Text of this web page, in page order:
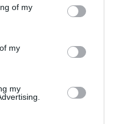
You may click to
its third-party tags to
in below Google
of my
my
my